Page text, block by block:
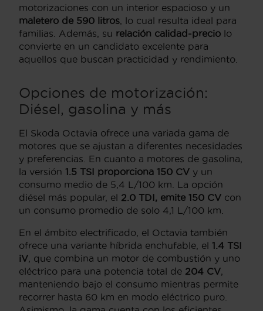
motorizaciones con un interior espacioso y un
maletero de 590 litros , lo cual resulta ideal para
familias. Además, su relación calidad-precio lo
convierte en un candidato excelente para
aquellos que buscan practicidad y rendimiento.
Opciones de motorización:
Diésel, gasolina y más
El Skoda Octavia ofrece una variada gama de
motores que se ajustan a diferentes necesidades
y preferencias. En cuanto a motores de gasolina,
la versión 1.5 TSI proporciona 150 CV y un
consumo medio de 5,4 L/100 km. La opción
diésel más popular, el 2.0 TDI, emite 150 CV con
un consumo promedio de solo 4,1 L/100 km.
En el ámbito electrificado, el Octavia también
ofrece una variante híbrida enchufable, el 1.4 TSI
iV , que combina un motor de combustión y uno
eléctrico para una potencia total de 204 CV
manteniendo bajo el consumo mientras permite
recorrer hasta 60 km en modo eléctrico puro.